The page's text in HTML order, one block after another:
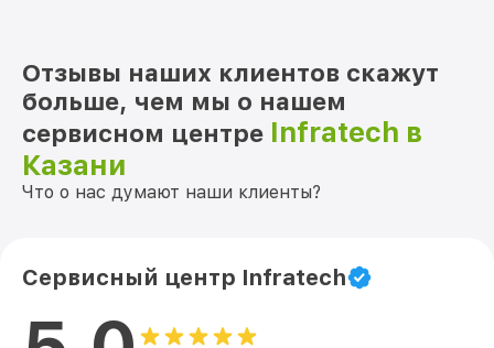
Отзывы наших клиентов скажут
больше, чем мы о нашем
сервисном центре Infratech в
Казани
Что о нас думают наши клиенты?
Сервисный центр Infratech